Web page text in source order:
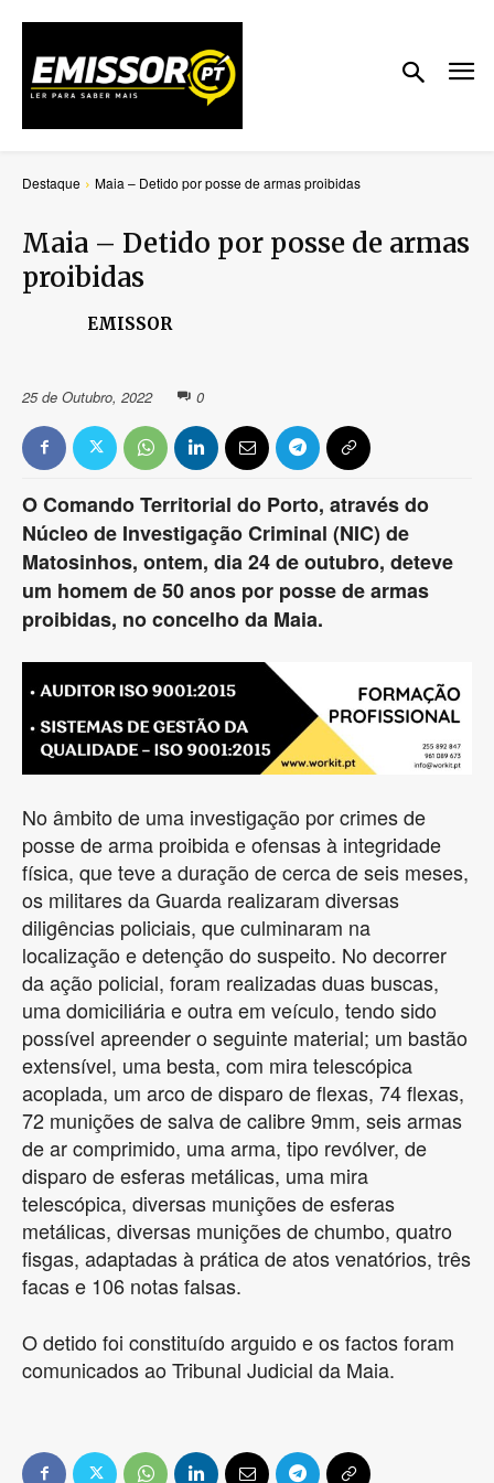
Destaque Maia – Detido por posse de armas proibidas
Maia – Detido por posse de armas
proibidas
EMISSOR
25 de Outubro, 2022 0
O Comando Territorial do Porto, através do
Núcleo de Investigação Criminal (NIC) de
Matosinhos, ontem, dia 24 de outubro, deteve
um homem de 50 anos por posse de armas
proibidas, no concelho da Maia.
No âmbito de uma investigação por crimes de
posse de arma proibida e ofensas à integridade
física, que teve a duração de cerca de seis meses,
os militares da Guarda realizaram diversas
diligências policiais, que culminaram na
localização e detenção do suspeito. No decorrer
da ação policial, foram realizadas duas buscas,
uma domiciliária e outra em veículo, tendo sido
possível apreender o seguinte material; um bastão
extensível, uma besta, com mira telescópica
acoplada, um arco de disparo de flexas, 74 flexas,
72 munições de salva de calibre 9mm, seis armas
de ar comprimido, uma arma, tipo revólver, de
disparo de esferas metálicas, uma mira
telescópica, diversas munições de esferas
metálicas, diversas munições de chumbo, quatro
fisgas, adaptadas à prática de atos venatórios, três
facas e 106 notas falsas.
O detido foi constituído arguido e os factos foram
comunicados ao Tribunal Judicial da Maia.